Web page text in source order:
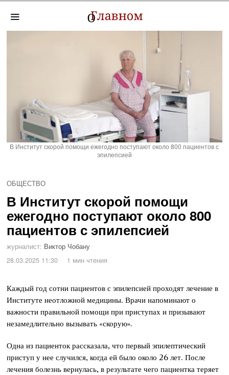
В Институт скорой помощи ежегодно поступают около 800 пациентов с
эпилепсией
ОБЩЕСТВО
В Институт скорой помощи
ежегодно поступают около 800
пациентов с эпилепсией
журналист: Виктор Чобану
28.03.2025 11:30
1 мин чтения
Каждый год сотни пациентов с эпилепсией проходят лечение в
Институте неотложной медицины. Врачи напоминают о
важности правильной помощи при приступах и призывают
незамедлительно вызывать «скорую».
Одна из пациенток рассказала, что первый эпилептический
приступ у нее случился, когда ей было около 26 лет. После
лечения болезнь вернулась, в результате чего пациентка теряет